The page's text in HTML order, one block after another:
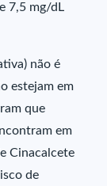
7,5 mg/dL
não é
estejam em
que
em
Cinacalcete
de